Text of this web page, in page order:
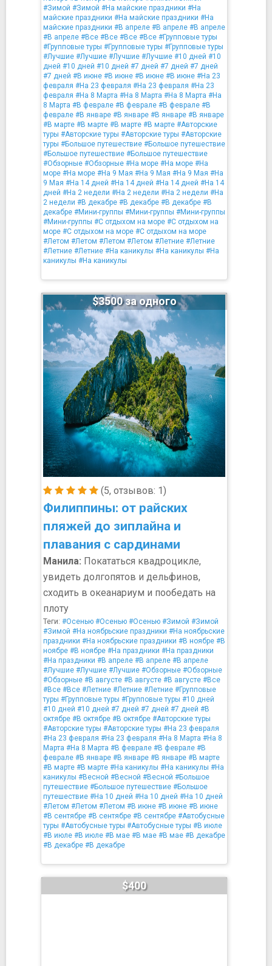
#Зимой #Зимой #На майские праздники #На
майские праздники #На майские праздники #На
майские праздники #В апреле #В апреле #В апреле
#В апреле #Все #Все #Все #Все #Групповые туры
#Групповые туры #Групповые туры #Групповые туры
#Лучшие #Лучшие #Лучшие #Лучшие #10 дней #10
дней #10 дней #10 дней #7 дней #7 дней #7 дней
#7 дней #В июне #В июне #В июне #В июне #На 23
февраля #На 23 февраля #На 23 февраля #На 23
февраля #На 8 Марта #На 8 Марта #На 8 Марта #На
8 Марта #В феврале #В феврале #В феврале #В
феврале #В январе #В январе #В январе #В январе
#В марте #В марте #В марте #В марте #Авторские
туры #Авторские туры #Авторские туры #Авторские
туры #Большое путешествие #Большое путешествие
#Большое путешествие #Большое путешествие
#Обзорные #Обзорные #На море #На море #На
море #На море #На 9 Мая #На 9 Мая #На 9 Мая #На
9 Мая #На 14 дней #На 14 дней #На 14 дней #На 14
дней #На 2 недели #На 2 недели #На 2 недели #На
2 недели #В декабре #В декабре #В декабре #В
декабре #Мини-группы #Мини-группы #Мини-группы
#Мини-группы #С отдыхом на море #С отдыхом на
море #С отдыхом на море #С отдыхом на море
#Летом #Летом #Летом #Летом #Летние #Летние
#Летние #Летние #На каникулы #На каникулы #На
каникулы #На каникулы
(5, отзывов: 1)
Филиппины: от райских
пляжей до зиплайна и
плавания с сардинами
$3500 за одного
Манила: Покататься квадроцикле,
увидеть долгопятов и дельфинов,
сходить в океанариум и пообедать на
плоту
Теги: #Осенью #Осенью #Осенью #Зимой #Зимой
#Зимой #На ноябрьские праздники #На ноябрьские
праздники #На ноябрьские праздники #В ноябре #В
ноябре #В ноябре #На праздники #На праздники
#На праздники #В апреле #В апреле #В апреле
#Лучшие #Лучшие #Лучшие #Обзорные #Обзорные
#Обзорные #В августе #В августе #В августе #Все
#Все #Все #Летние #Летние #Летние #Групповые
туры #Групповые туры #Групповые туры #10 дней
#10 дней #10 дней #7 дней #7 дней #7 дней #В
октябре #В октябре #В октябре #Авторские туры
#Авторские туры #Авторские туры #На 23 февраля
#На 23 февраля #На 23 февраля #На 8 Марта #На 8
Марта #На 8 Марта #В феврале #В феврале #В
феврале #В январе #В январе #В январе #В марте
#В марте #В марте #На каникулы #На каникулы #На
каникулы #Весной #Весной #Весной #Большое
путешествие #Большое путешествие #Большое
путешествие #На 10 дней #На 10 дней #На 10 дней
#Летом #Летом #Летом #В июне #В июне #В июне
#В сентябре #В сентябре #В сентябре #Автобусные
туры #Автобусные туры #Автобусные туры #В июле
#В июле #В июле #В мае #В мае #В мае #В декабре
#В декабре #В декабре
$400